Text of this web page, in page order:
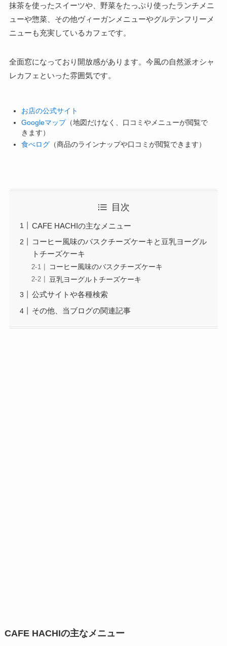
抹茶を使ったスイーツや、野菜をたっぷり使ったランチメニ
ューや惣菜、その他ヴィーガンメニューやグルテンフリーメ
ニューも充実しているカフェです。
全面窓になっており開放感があります。今風の自然派オシャ
レカフェといった雰囲気です。
お店の公式サイト
Googleマップ（地図だけなく、口コミやメニューが閲覧で
きます）
食べログ（商品のラインナップや口コミが閲覧できます）
目次
CAFE HACHIの主なメニュー
コーヒー風味のバスクチーズケーキと豆乳ヨーグル
トチーズケーキ
コーヒー風味のバスクチーズケーキ
豆乳ヨーグルトチーズケーキ
公式サイトや各種検索
その他、当ブログの関連記事
CAFE HACHIの主なメニュー